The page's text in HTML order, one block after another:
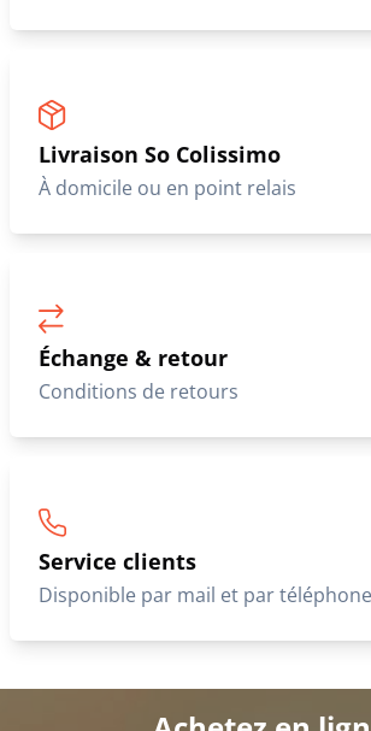
Livraison So Colissimo
À domicile ou en point relais
Échange & retour
Conditions de retours
Service clients
Disponible par mail et par téléphone